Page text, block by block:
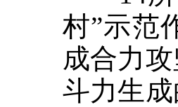
村”示范
成合力
斗力生